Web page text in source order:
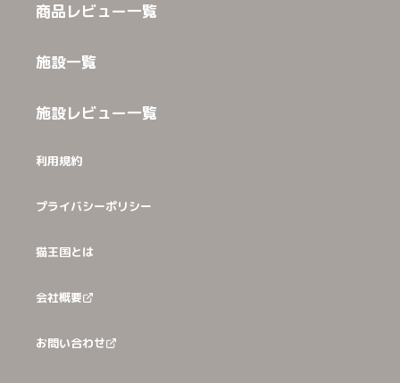
商品レビュー一覧
施設一覧
施設レビュー一覧
利用規約
プライバシーポリシー
猫王国とは
会社概要
お問い合わせ